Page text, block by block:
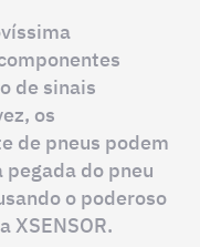
de sinais
os
de pneus podem
do pneu
o poderoso
XSENSOR.